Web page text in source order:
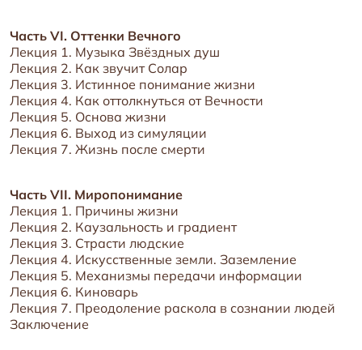
Часть VI. Оттенки Вечного
Лекция 1. Музыка Звёздных душ
Лекция 2. Как звучит Солар
Лекция 3. Истинное понимание жизни
Лекция 4. Как оттолкнуться от Вечности
Лекция 5. Основа жизни
Лекция 6. Выход из симуляции
Лекция 7. Жизнь после смерти
Часть VII. Миропонимание
Лекция 1. Причины жизни
Лекция 2. Каузальность и градиент
Лекция 3. Страсти людские
Лекция 4. Искусственные земли. Заземление
Лекция 5. Механизмы передачи информации
Лекция 6. Киноварь
Лекция 7. Преодоление раскола в сознании людей
Заключение